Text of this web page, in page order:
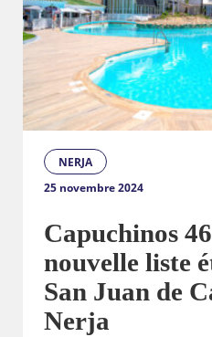
NERJA
25 novembre 2024
Capuchinos
nouvelle liste
San Juan de
Nerja